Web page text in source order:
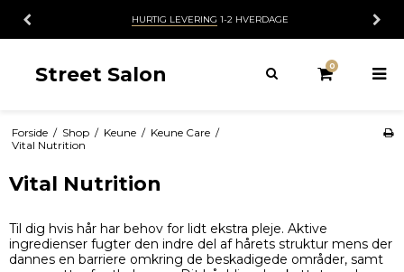
HURTIG LEVERING 1-2 HVERDAGE
Street Salon 0
Forside / Shop / Keune / Keune Care /
Vital Nutrition
Vital Nutrition
Til dig hvis hår har behov for lidt ekstra pleje. Aktive
ingredienser fugter den indre del af hårets struktur mens der
dannes en barriere omkring de beskadigede områder, samt